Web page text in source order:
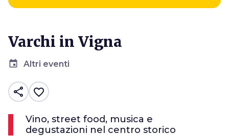
Varchi in Vigna
event Altri eventi
share favorite_border
Vino, street food, musica e
degustazioni nel centro storico